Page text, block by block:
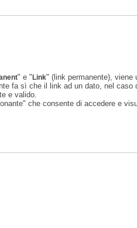
" e "Link" (link permanente), viene
fa sì che il link ad un dato, nel caso
e valido.
che consente di accedere e